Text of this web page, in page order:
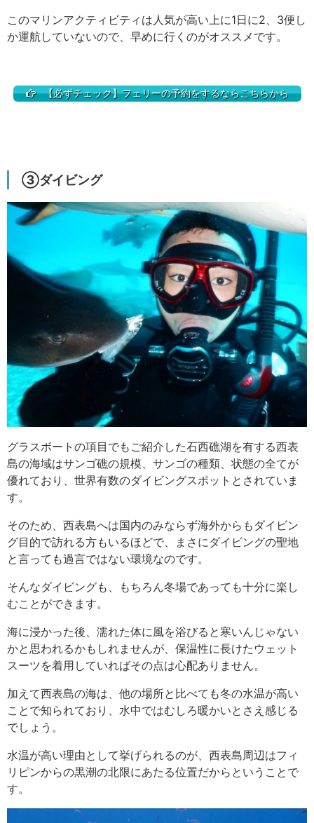
このマリンアクティビティは人気が高い上に1日に2、3便し
か運航していないので、早めに行くのがオススメです。
【必ずチェック】フェリーの予約をするならこちらから
③ダイビング
グラスボートの項目でもご紹介した石西礁湖を有する西表
島の海域はサンゴ礁の規模、サンゴの種類、状態の全てが
優れており、世界有数のダイビングスポットとされていま
す。
そのため、西表島へは国内のみならず海外からもダイビン
グ目的で訪れる方もいるほどで、まさにダイビングの聖地
と言っても過言ではない環境なのです。
そんなダイビングも、もちろん冬場であっても十分に楽し
むことができます。
海に浸かった後、濡れた体に風を浴びると寒いんじゃない
かと思われるかもしれませんが、保温性に長けたウェット
スーツを着用していればその点は心配ありません。
加えて西表島の海は、他の場所と比べても冬の水温が高い
ことで知られており、水中ではむしろ暖かいとさえ感じる
でしょう。
水温が高い理由として挙げられるのが、西表島周辺はフィ
リピンからの黒潮の北限にあたる位置だからということで
す。